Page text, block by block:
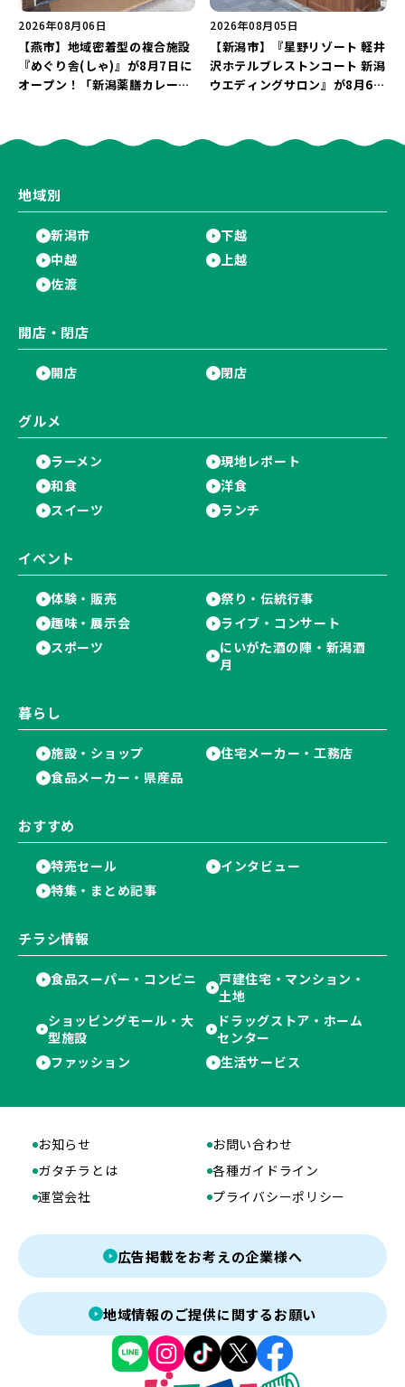
2026年08月06日
【燕市】地域密着型の複合施設
『めぐり舎(しゃ)』が8月7日に
オープン！「新潟薬膳カレー
う♪
2026年08月05日
【新潟市】『星野リゾート 軽井
沢ホテルブレストンコート 新潟
ウエディングサロン』が8月6日
地域別
新潟市
下越
中越
上越
佐渡
開店・閉店
開店 閉店
グルメ
ラーメン
現地レポート
和食
洋食
スイーツ
ランチ
イベント
体験・販売
祭り・伝統行事
趣味・展示会
ライブ・コンサート
スポーツ
にいがた酒の陣・新潟酒
月
暮らし
施設・ショップ
住宅メーカー・工務店
食品メーカー・県産品
おすすめ
特売セール
インタビュー
特集・まとめ記事
チラシ情報
食品スーパー・コンビニ
戸建住宅・マンション・
土地
ショッピングモール・大
型施設
ドラッグストア・ホーム
センター
ファッション
生活サービス
お知らせ
お問い合わせ
ガタチラとは
各種ガイドライン
運営会社
プライバシーポリシー
広告掲載をお考えの企業様へ
地域情報のご提供に関するお願い